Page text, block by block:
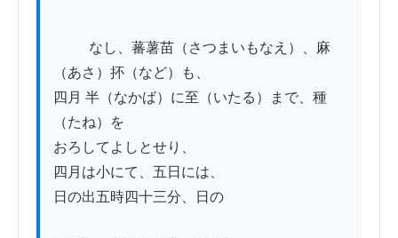
（あさ）抔（など）も、
四月 半（なかば）に至（いたる）まで、種
（たね）を
おろしてよしとせり、
四月は小にて、五日には、
日の出五時四十三分、日の